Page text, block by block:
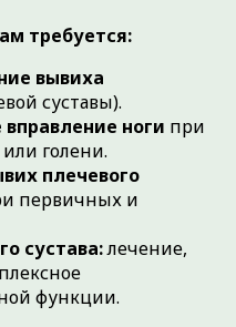
требуется:
вывиха
суставы).
ноги при
голени.
плечевого
первичных и
сустава:лечение,
функции.